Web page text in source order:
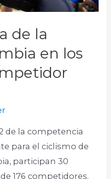
de la
en los
de la competencia
para el ciclismo de
participan 30
176 competidores.